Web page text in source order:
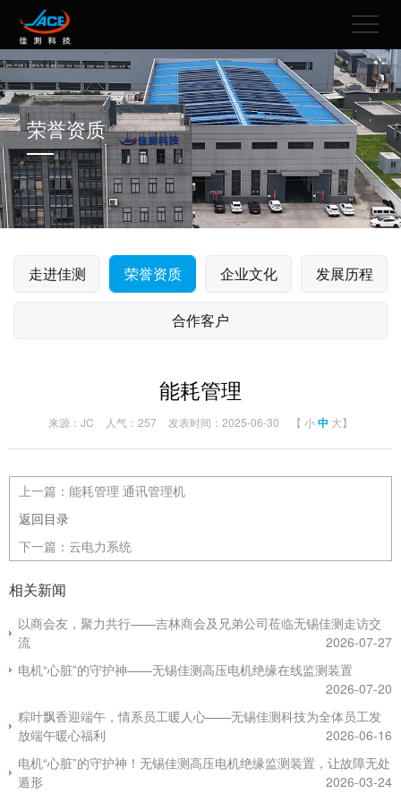
荣誉资质
走进佳测 荣誉资质 企业文化 发展历程
合作客户
能耗管理
来源：JC 人气：257 发表时间：2025-06-30 【 小中 大】
上一篇： 能耗管理 通讯管理机
返回目录
下一篇： 云电力系统
相关新闻
以商会友，聚力共行——吉林商会及兄弟公司莅临无锡佳测走访交
流
2026-07-27
电机“心脏”的守护神——无锡佳测高压电机绝缘在线监测装置
2026-07-20
粽叶飘香迎端午，情系员工暖人心——无锡佳测科技为全体员工发
放端午暖心福利
2026-06-16
电机“心脏”的守护神！无锡佳测高压电机绝缘监测装置，让故障无处
遁形
2026-03-24